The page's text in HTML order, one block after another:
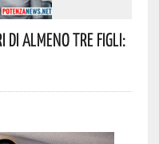
Di Almeno Tre Figli: